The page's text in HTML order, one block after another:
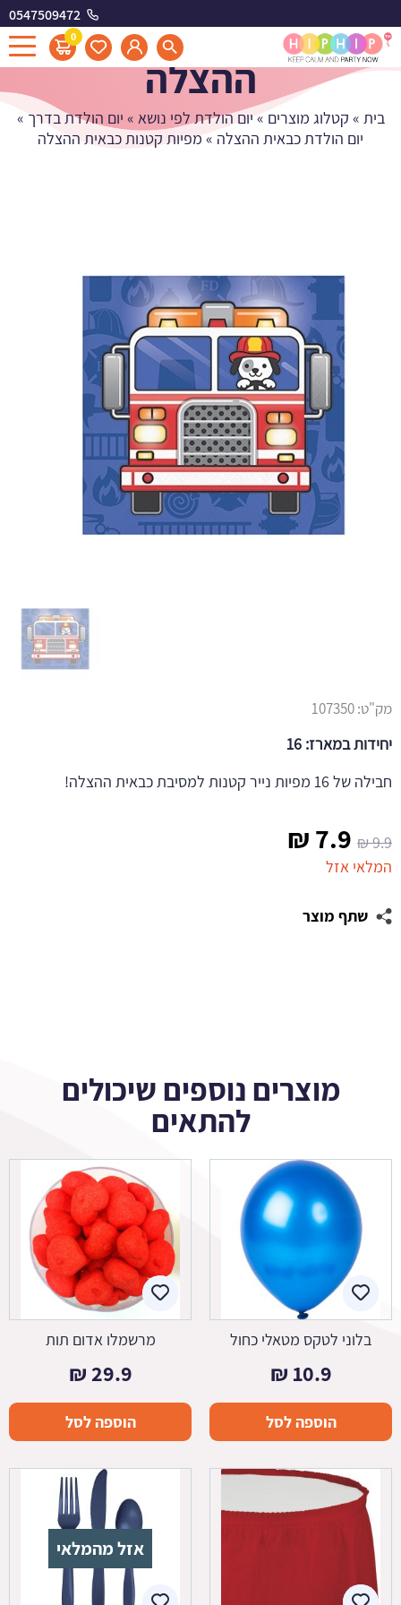
0547509472
0
מפיות קטנות כבאית
ההצלה
בית » קטלוג מוצרים » יום הולדת לפי נושא » יום הולדת בדרך »
יום הולדת כבאית ההצלה » מפיות קטנות כבאית ההצלה
9.9
₪ המחיר
המקורי
היה:
7.9
₪
המלאי אזל
שתף מוצר
מק"ט:107350
יחידות במארז: 16
חבילה של 16 מפיות נייר קטנות למסיבת כבאית ההצלה!
מוצרים נוספים שיכולים
להתאים
בלוני לטקס מטאלי כחול
10.9
₪
הוספה לסל
מרשמלו אדום תות
29.9
₪
הוספה לסל
אזל מהמלאי